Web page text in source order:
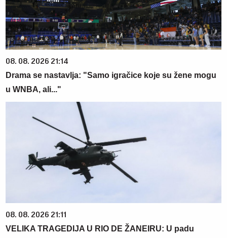
08. 08. 2026 21:14
Drama se nastavlja: "Samo igračice koje su žene mogu
u WNBA, ali..."
08. 08. 2026 21:11
VELIKA TRAGEDIJA U RIO DE ŽANEIRU: U padu